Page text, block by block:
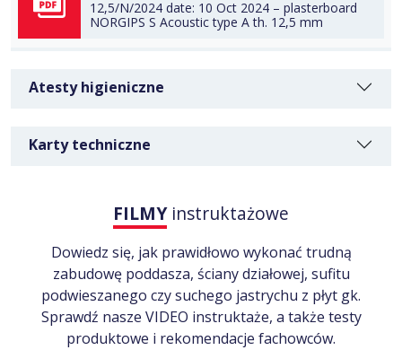
12,5/N/2024 date: 10 Oct 2024 – plasterboard
NORGIPS S Acoustic type A th. 12,5 mm
Atesty higieniczne
Karty techniczne
FILMYinstruktażowe
Dowiedz się, jak prawidłowo wykonać trudną
zabudowę poddasza, ściany działowej, sufitu
podwieszanego czy suchego jastrychu z płyt gk.
Sprawdź nasze VIDEO instruktaże, a także testy
produktowe i rekomendacje fachowców.